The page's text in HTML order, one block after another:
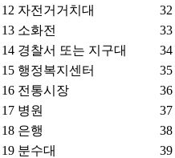
12 자전거거치대 32
13 소화전 33
14 경찰서 또는 지구대 34
15 행정복지센터 35
16 전통시장 36
17 병원 37
18 은행 38
19 분수대 39